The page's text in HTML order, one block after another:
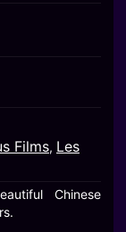
Films, Les
Chinese